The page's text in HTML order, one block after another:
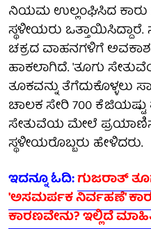
ನಿಯಮ ಉಲ್ಲಂಘಿಸಿದ ಕಾರು
ಸ್ಥಳೀಯರು
ಚಕ್ರದ ವಾಹನಗಳಿಗೆ
ಹಾಕಲಾಗಿದೆ. 'ತೂಗು
ತೂಕವನ್ನು ತೆಗೆದುಕೊಳ್ಳಲು
ಚಾಲಕ ಸೇರಿ 700 ಕೆಜಿಯಷ್ಟು
ಸೇತುವೆಯ ಮೇಲೆ
ಸ್ಥಳೀಯರೊಬ್ಬರು ಹೇಳಿದರು.
ಇದನ್ನೂ ಓದಿ:ಗುಜರಾತ್
'ಅಸಮರ್ಪಕ ನಿರ್ವಹಣೆ'
ಕಾರಣವೇನು? ಇಲ್ಲಿದೆ